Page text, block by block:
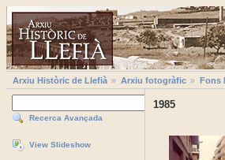
Arxiu Històric de Llefià Arxiu fotogràfic Fons
Recerca Avançada
View Slideshow
1985